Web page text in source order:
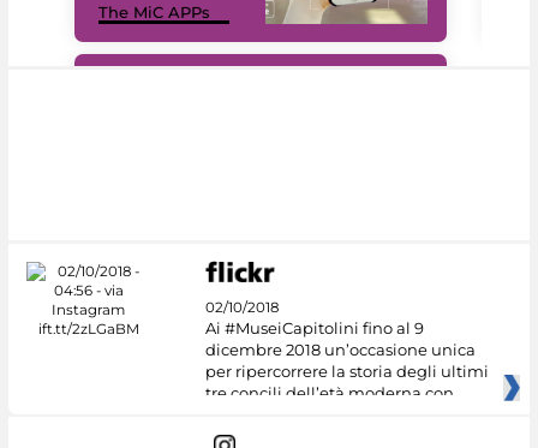
The MiC APPs
02/10/2018
Ai #MuseiCapitolini fino al 9
dicembre 2018 un’occasione unica
per ripercorrere la storia degli ultimi
tre concili dell’età moderna con